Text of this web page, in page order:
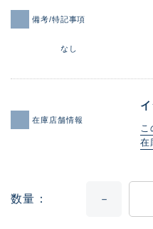
備考/特記事項
なし
在庫店舗情報
こ
在
数量